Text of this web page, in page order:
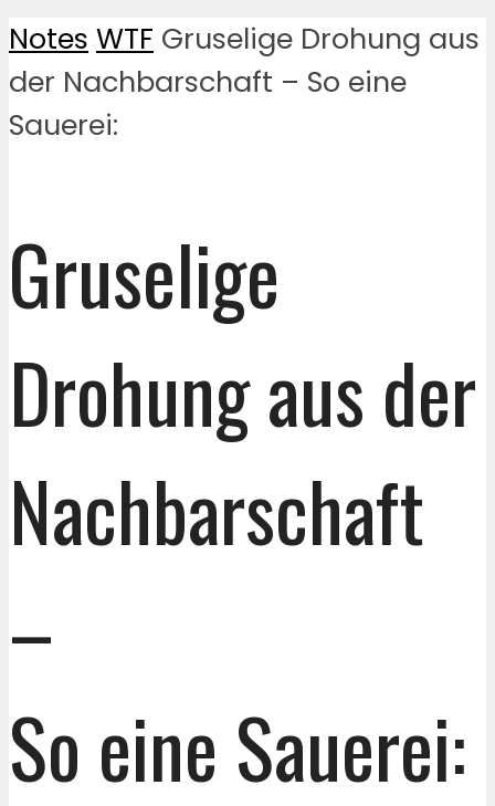
Notes WTF Gruselige Drohung aus
der Nachbarschaft – So eine
Sauerei:
Gruselige
Drohung aus der
Nachbarschaft
–
So eine Sauerei: